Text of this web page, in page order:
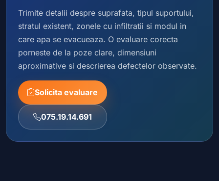
Trimite detalii despre suprafata, tipul suportului,
stratul existent, zonele cu infiltratii si modul in
care apa se evacueaza. O evaluare corecta
porneste de la poze clare, dimensiuni
aproximative si descrierea defectelor observate.
Solicita evaluare
075.19.14.691